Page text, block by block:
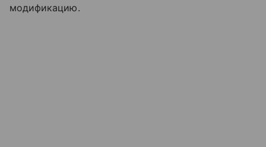
модификацию.